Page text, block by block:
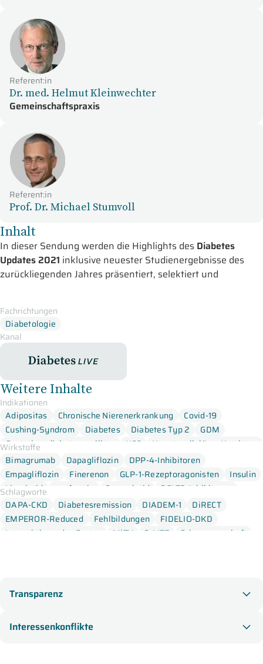
Referent:in
Dr. med. Helmut Kleinwechter
Gemeinschaftspraxis
Referent:in
Prof. Dr. Michael Stumvoll
Inhalt
In dieser Sendung werden die Highlights des Diabetes
Updates 2021 inklusive neuester Studienergebnisse des
zurückliegenden Jahres präsentiert, selektiert und
Kiel, Prof. Stephan Martin, Düsseldorf, Prof. Dr. Michael
Stumvoll, Leipzig. Die Highlights des Diabetes Updates 2021
sind:Pathophysiologie und Prävention, Schwangerschaft,
Adipositas, Typ 2 Diabetes.
Fachrichtungen
Diabetologie
Kanal
DiabetesLive
Weitere Inhalte
Indikationen
Adipositas
Chronische Nierenerkrankung
Covid-19
Cushing-Syndrom
Diabetes Diabetes Typ 2
GDM
Gestationsdiabetes mellitus
HCC
Hepatozelluläres Karzinom
Herzinsuffizienz
Hyperinsulinämie
Hypogonadismus
Leberfibrose
Leberzirrhose NAFLD
NASH
Nichtalkoholische Fetteber
Nichtalkoholische Steatohepatitis
Wirkstoffe
Bimagrumab
Dapagliflozin
DPP-4-Inhibitoren
Empagliflozin
Finerenon GLP-1-Rezeptoragonisten
Insulin
Liraglutid
metformin Semaglutid
SGLT2-Inhibitoren
Sulfonylharnstoff
Tirzepatid
Schlagworte
DAPA-CKD
Diabetesremission DIADEM-1
DiRECT
EMPEROR-Reduced
Fehlbildungen
FIDELIO-DKD
Intermittierendes Fasten
MiTY S-LITE
Schwangerschaft
Transparenz
Interessenkonflikte